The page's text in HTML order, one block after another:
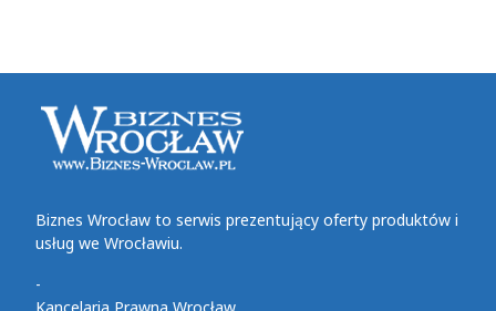
Biznes Wrocław to serwis prezentujący oferty produktów i
usług we Wrocławiu.
-
Kancelaria Prawna Wrocław